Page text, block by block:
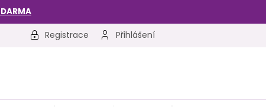
Registrace Přihlášení